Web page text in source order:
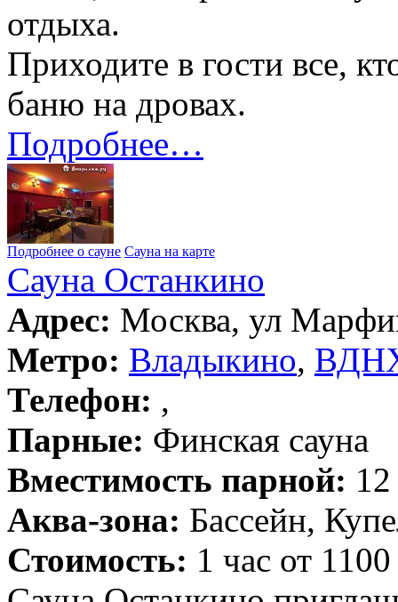
отдыха.
Приходите в гости все,
баню на дровах.
Подробнее…
Подробнее о сауне Сауна на карте
Сауна Останкино
Адрес: Москва, ул
Метро: Владыкино,
Телефон: ,
Парные: Финская сауна
Вместимость парной:
Аква-зона: Бассейн,
Стоимость: 1 час от